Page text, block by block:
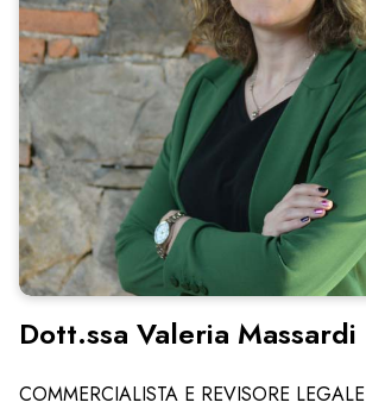
Dott.ssa Valeria Massardi
COMMERCIALISTA E REVISORE LEGALE